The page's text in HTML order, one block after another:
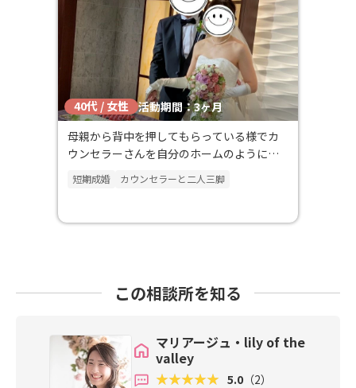
40代 / 女性 活動期間：3ヶ月
母親から背中を押してもらっている様でカ
ウンセラーさんを自分のホームのように感
じていました。
短期成婚 カウンセラーと二人三脚
この相談所を知る
マリアージュ・lily of the
valley
5.0 （2）